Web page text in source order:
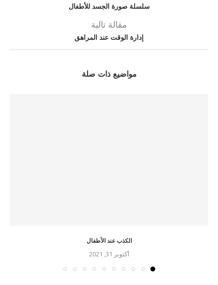
سلسلة صورة الجسد للأطفال
مقالة تالية
إدارة الوقت عند المراهق
مواضيع ذات صلة
الكذب عند الأطفال
أكتوبر 31, 2021